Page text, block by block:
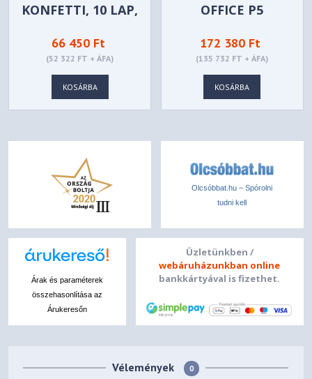
KONFETTI, 10 LAP,
X10"
66 450 Ft
(52 322 FT + ÁFA)
KOSÁRBA
OFFICE P5
35L, FEHÉR
172 380 Ft
(135 732 FT + ÁFA)
KOSÁRBA
Olcsóbbat.hu – Spórolni
tudni kell
Árak és paraméterek
összehasonlítása az
Árukeresőn
Üzletünkben /
webáruházunkban online
bankkártyával is fizethet.
Vélemények 0